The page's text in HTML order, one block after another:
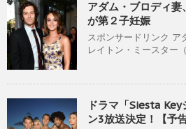
アダム・ブロディ
が第２子妊娠
スポンサードリンク ア
レイトン・ミースター
ドラマ「Siesta
ン3放送決定！【予告